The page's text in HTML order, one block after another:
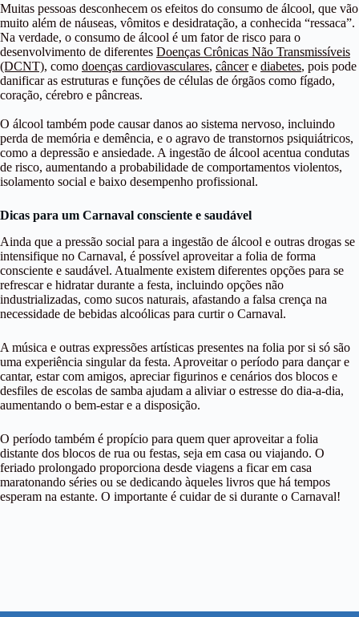
Muitas pessoas desconhecem os efeitos do consumo de álcool, que vão
muito além de náuseas, vômitos e desidratação, a conhecida “ressaca”.
Na verdade, o consumo de álcool é um fator de risco para o
desenvolvimento de diferentes Doenças Crônicas Não Transmissíveis
(DCNT), como doenças cardiovasculares, câncere diabetes, pois pode
danificar as estruturas e funções de células de órgãos como fígado,
coração, cérebro e pâncreas.
O álcool também pode causar danos ao sistema nervoso, incluindo
perda de memória e demência, e o agravo de transtornos psiquiátricos,
como a depressão e ansiedade. A ingestão de álcool acentua condutas
de risco, aumentando a probabilidade de comportamentos violentos,
isolamento social e baixo desempenho profissional.
Dicas para um Carnaval consciente e saudável
Ainda que a pressão social para a ingestão de álcool e outras drogas se
intensifique no Carnaval, é possível aproveitar a folia de forma
consciente e saudável. Atualmente existem diferentes opções para se
refrescar e hidratar durante a festa, incluindo opções não
industrializadas, como sucos naturais, afastando a falsa crença na
necessidade de bebidas alcoólicas para curtir o Carnaval.
A música e outras expressões artísticas presentes na folia por si só são
uma experiência singular da festa. Aproveitar o período para dançar e
cantar, estar com amigos, apreciar figurinos e cenários dos blocos e
desfiles de escolas de samba ajudam a aliviar o estresse do dia-a-dia,
aumentando o bem-estar e a disposição.
O período também é propício para quem quer aproveitar a folia
distante dos blocos de rua ou festas, seja em casa ou viajando. O
feriado prolongado proporciona desde viagens a ficar em casa
maratonando séries ou se dedicando àqueles livros que há tempos
esperam na estante. O importante é cuidar de si durante o Carnaval!